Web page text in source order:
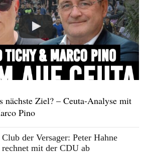
nächste Ziel? – Ceuta-Analyse mit
Pino
Club der Versager: Peter Hahne
rechnet mit der CDU ab